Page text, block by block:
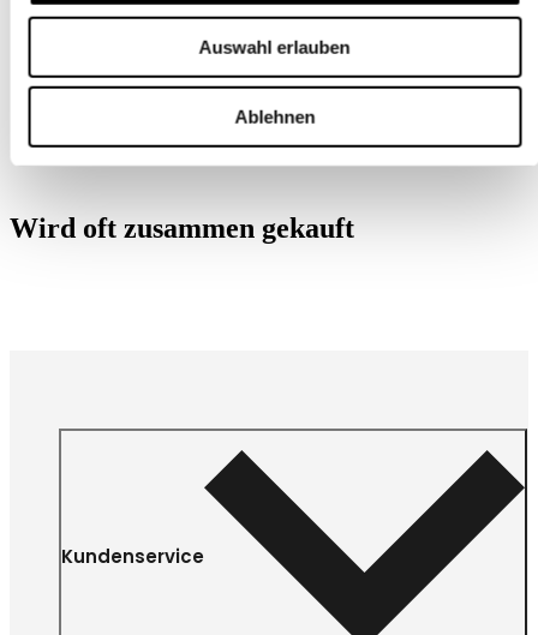
Auswahl erlauben
Ablehnen
Wird oft zusammen gekauft
Kundenservice